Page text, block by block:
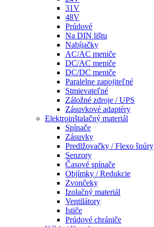
31V
48V
Prúdové
Na DIN lištu
Nabíjačky
AC/AC meniče
DC/AC meniče
DC/DC meniče
Paralelne zapojiteľné
Stmievateľné
Záložné zdroje / UPS
Zásuvkové adaptéry
Elektroinštalačný materiál
Spínače
Zásuvky
Predlžovačky / Flexo šnúry
Senzory
Časové spínače
Objímky / Redukcie
Zvončeky
Izolačný materiál
Ventilátory
Ističe
Prúdové chrániče